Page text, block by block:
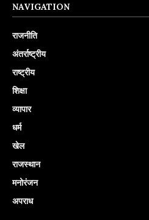
NAVIGATION
राजनीति
अंतर्राष्ट्रीय
राष्ट्रीय
शिक्षा
व्यापार
धर्म
खेल
राजस्थान
मनोरंजन
अपराध